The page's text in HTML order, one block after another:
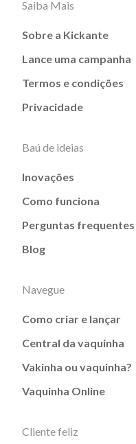
Saiba Mais
Sobre a Kickante
Lance uma campanha
Termos e condições
Privacidade
Baú de ideias
Inovações
Como funciona
Perguntas frequentes
Blog
Navegue
Como criar e lançar
Central da vaquinha
Vakinha ou vaquinha?
Vaquinha Online
Cliente feliz